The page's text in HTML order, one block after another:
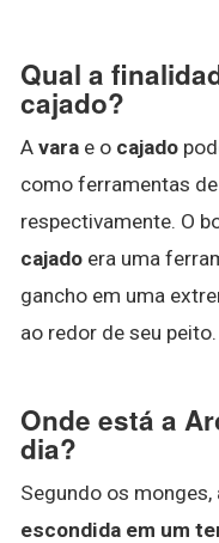
Qual a
cajado?
A vara e o cajado
como ferramentas
respectivamente. O
cajado era uma
gancho em uma
ao redor de seu peito.
Onde está a
dia?
Segundo os monges,
escondida em um